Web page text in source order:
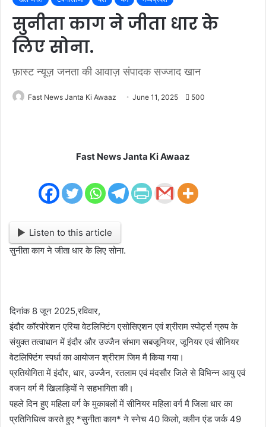
सुनीता काग ने जीता धार के
लिए सोना.
फ़ास्ट न्यूज़ जनता की आवाज़ संपादक सज्जाद खान
Fast News Janta Ki Awaaz June 11, 2025 500
Fast News Janta Ki Awaaz
Listen to this article
सुनीता काग ने जीता धार के लिए सोना.
दिनांक 8 जून 2025,रविवार,
इंदौर कॉरपोरेशन एरिया वेटलिफ्टिंग एसोसिएशन एवं श्रीराम स्पोर्ट्स ग्रुप के
संयुक्त तत्वाधान में इंदौर और उज्जैन संभाग सबजूनियर, जूनियर एवं सीनियर
वेटलिफ्टिंग स्पर्धा का आयोजन श्रीराम जिम मै किया गया।
प्रतियोगिता में इंदौर, धार, उज्जैन, रतलाम एवं मंदसौर जिले से विभिन्न आयु एवं
वजन वर्ग मै खिलाड़ियों ने सहभागिता की।
पहले दिन हुए महिला वर्ग के मुकाबलों में सीनियर महिला वर्ग मै जिला धार का
प्रतिनिधित्व करते हुए *सुनीता काग* ने स्नेच 40 किलो, क्लीन एंड जर्क 49